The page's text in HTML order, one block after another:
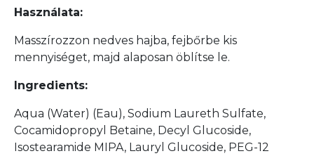
Használata:
Masszírozzon nedves hajba, fejbőrbe kis
mennyiséget, majd alaposan öblítse le.
Ingredients:
Aqua (Water) (Eau), Sodium Laureth Sulfate,
Cocamidopropyl Betaine, Decyl Glucoside,
Isostearamide MIPA, Lauryl Glucoside, PEG-12